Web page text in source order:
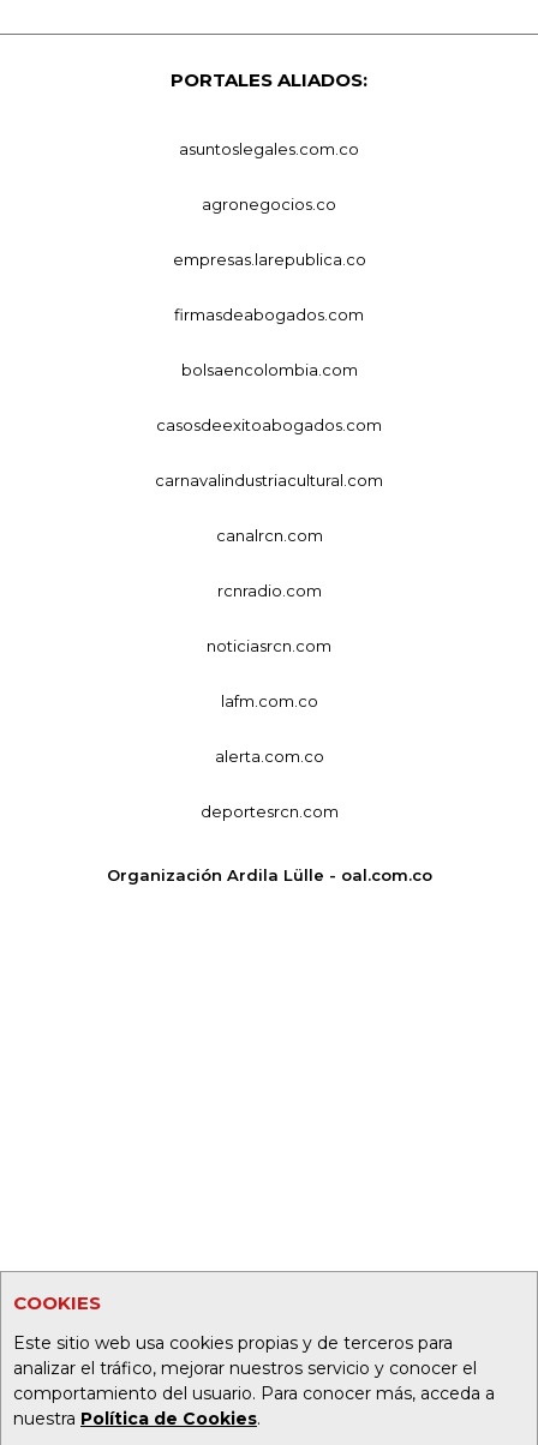
COOKIES
Este sitio web usa cookies propias y de terceros para
analizar el tráfico, mejorar nuestros servicio y conocer el
comportamiento del usuario. Para conocer más, acceda a
nuestra Política de Cookies.
PORTALES ALIADOS:
asuntoslegales.com.co
agronegocios.co
empresas.larepublica.co
firmasdeabogados.com
bolsaencolombia.com
casosdeexitoabogados.com
carnavalindustriacultural.com
canalrcn.com
rcnradio.com
noticiasrcn.com
lafm.com.co
alerta.com.co
deportesrcn.com
Organización Ardila Lülle - oal.com.co